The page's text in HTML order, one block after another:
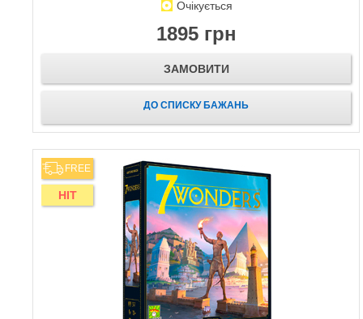
Очікується
1895 грн
ЗАМОВИТИ
ДО СПИСКУ БАЖАНЬ
FREE
HIT